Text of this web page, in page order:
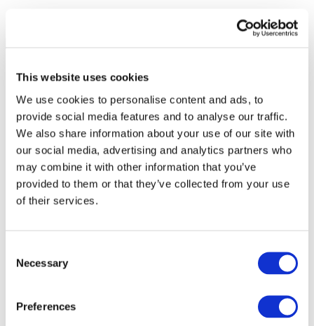
This website uses cookies
We use cookies to personalise content and ads, to
provide social media features and to analyse our traffic.
We also share information about your use of our site with
our social media, advertising and analytics partners who
may combine it with other information that you’ve
provided to them or that they’ve collected from your use
of their services.
Selection
Necessary
Preferences
Всі заходи